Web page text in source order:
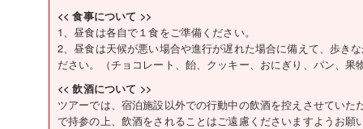
<< 食事について >>
1、昼食は各自で１食をご準備ください。
2、昼食は天候が悪い場合や進行が遅れた場合に備えて、歩き
ださい。（チョコレート、飴、クッキー、おにぎり、パン、果
<< 飲酒について >>
ツアーでは、宿泊施設以外での行動中の飲酒を控えさせてい
で持参の上、飲酒をされることはご遠慮くださいますようお願